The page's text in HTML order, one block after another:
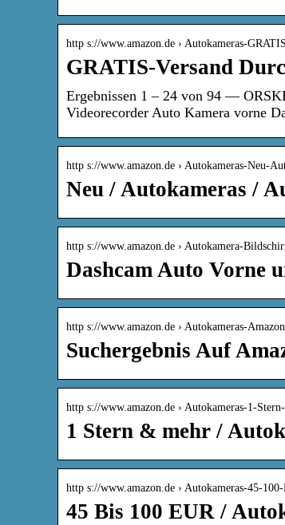
http s://www.amazon.de › Autokameras-
GRATIS-Versand
Ergebnissen 1 – 24 von 94 —
Videorecorder Auto Kamera vorne
http s://www.amazon.de › Autokameras-Neu-
Neu / Autokameras /
http s://www.amazon.de › Autokamera-
Dashcam Auto Vorne
http s://www.amazon.de › Autokameras-
Suchergebnis Auf
http s://www.amazon.de › Autokameras-1-
1 Stern & mehr /
http s://www.amazon.de › Autokameras-45-
45 Bis 100 EUR /